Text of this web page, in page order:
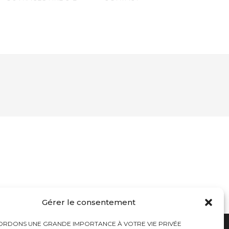
Gérer le consentement
UNE GRANDE IMPORTANCE À VOTRE VIE PRIVÉE